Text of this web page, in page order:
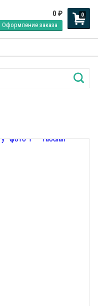
0
0 ₽
Оформление заказа